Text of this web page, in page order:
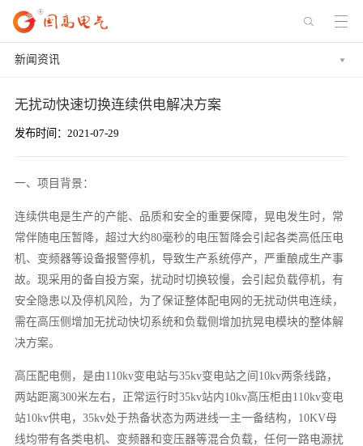
新闻资讯
无扰动快速切换连续供电解决方案
发布时间：2021-07-29
一、项目背景：
连续供电是生产的产能、品质和安全的重要保障，晃电发生时，常
常伴随电压暂降，超过大约80毫秒的电压暂降会引起各类高低压电
机、变频器等设备报警停机，导致生产系统停产，严重酿成生产事
故。现采用的备自投方案，扰动时切换较慢，会引起负载停机，有
安全隐患以及停机风险，为了保证整体配电网的无扰动供电连续，
需在高压侧增加无扰动快切系统和负载侧增加抗晃电模块的整体解
决方案。
高压配电侧，是由110kv变电站与35kv变电站之间10kv两条线路，
两站距离300米左右，正常运行时35kv站内10kv高压柜由110kv变电
站10kv供电，35kv处于热备状态为两进线一主一备结构，10KV母
线均带有各类电机、变频器和变压器等混合负载，任何一路电源扰